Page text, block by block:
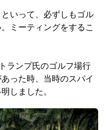
いって、必ずしもゴル
ミーティングをするこ
ランプ氏のゴルフ場行
った時、当時のスパイ
しました。